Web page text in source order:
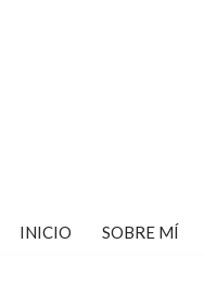
INICIO SOBRE MÍ